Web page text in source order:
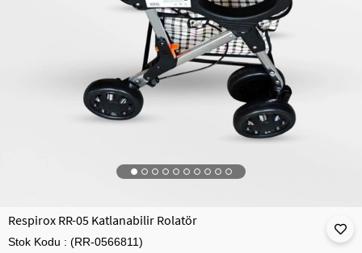
Respirox RR-05 Katlanabilir Rolatör
Stok Kodu (RR-0566811)